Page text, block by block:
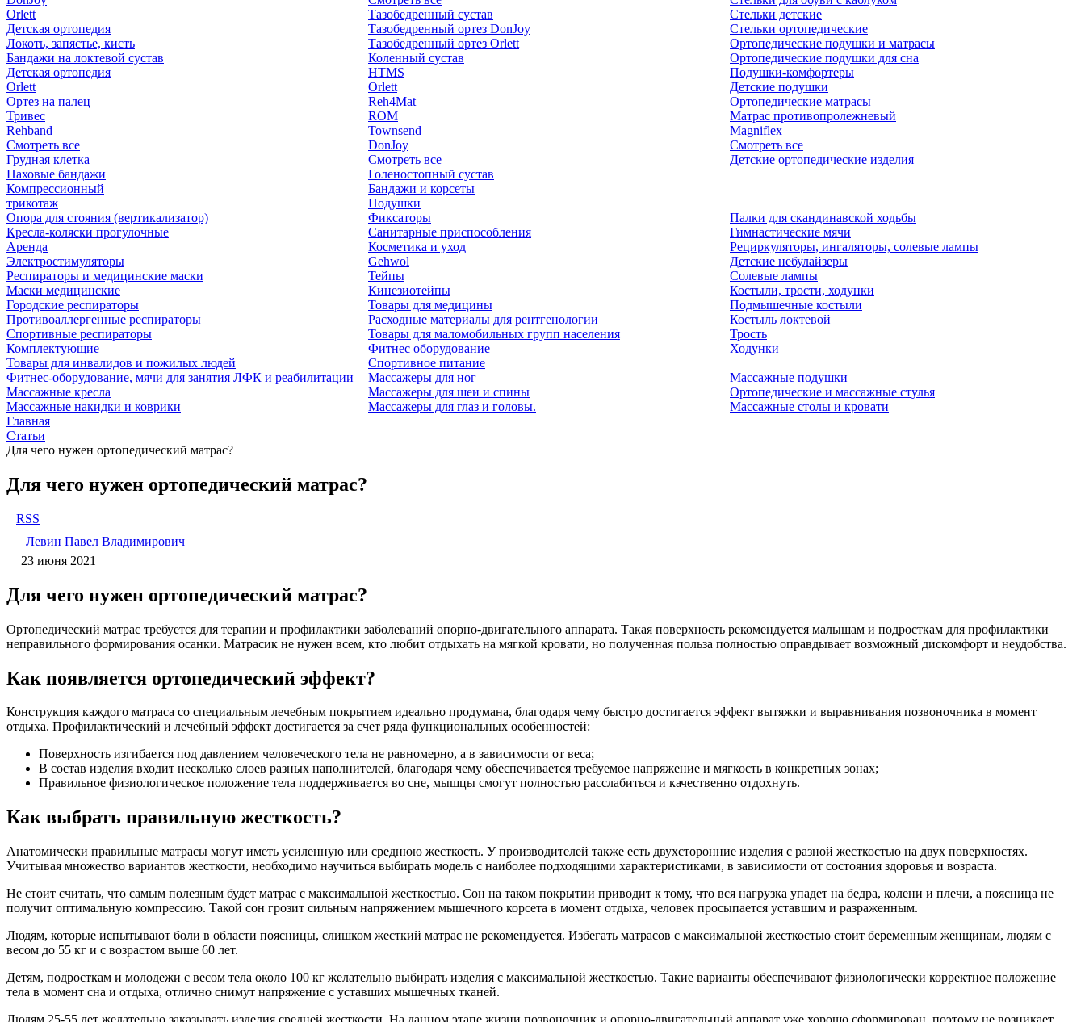
Orlett
Детская ортопедия
Локоть, запястье, кисть
Бандажи на локтевой сустав
Детская ортопедия
Orlett
Ортез на палец
Тривес
Rehband
Смотреть все
Грудная клетка
Паховые бандажи
Тазобедренный сустав
Тазобедренный ортез DonJoy
Тазобедренный ортез Orlett
Коленный сустав
HTMS
Orlett
Reh4Mat
ROM
Townsend
DonJoy
Смотреть все
Голеностопный сустав
Стельки детские
Стельки ортопедические
Ортопедические подушки и матрасы
Ортопедические подушки для сна
Подушки-комфортеры
Детские подушки
Ортопедические матрасы
Матрас противопролежневый
Magniflex
Смотреть все
Детские ортопедические изделия
Компрессионный
трикотаж
Бандажи и корсеты
Подушки
Опора для стояния (вертикализатор)
Кресла-коляски прогулочные
Аренда
Электростимуляторы
Респираторы и медицинские маски
Маски медицинские
Городские респираторы
Противоаллергенные респираторы
Спортивные респираторы
Комплектующие
Товары для инвалидов и пожилых людей
Фиксаторы
Санитарные приспособления
Косметика и уход
Gehwol
Тейпы
Кинезиотейпы
Товары для медицины
Расходные материалы для рентгенологии
Товары для маломобильных групп населения
Фитнес оборудование
Спортивное питание
Палки для скандинавской ходьбы
Гимнастические мячи
Рециркуляторы, ингаляторы, солевые лампы
Детские небулайзеры
Солевые лампы
Костыли, трости, ходунки
Подмышечные костыли
Костыль локтевой
Трость
Ходунки
Фитнес-оборудование, мячи для занятия ЛФК и реабилитации
Массажные кресла
Массажные накидки и коврики
Массажеры для ног
Массажеры для шеи и спины
Массажеры для глаз и головы.
Массажные подушки
Ортопедические и массажные стулья
Массажные столы и кровати
Главная
Статьи
Для чего нужен ортопедический матрас?
Для чего нужен ортопедический матрас?
RSS
Левин Павел Владимирович
23 июня 2021
Для чего нужен ортопедический матрас?
Ортопедический матрас требуется для терапии и профилактики заболеваний опорно-двигательного аппарата. Такая поверхность рекомендуется малышам и подросткам для профилактики
неправильного формирования осанки. Матрасик не нужен всем, кто любит отдыхать на мягкой кровати, но полученная польза полностью оправдывает возможный дискомфорт и неудобства.
Как появляется ортопедический эффект?
Конструкция каждого матраса со специальным лечебным покрытием идеально продумана, благодаря чему быстро достигается эффект вытяжки и выравнивания позвоночника в момент
отдыха. Профилактический и лечебный эффект достигается за счет ряда функциональных особенностей:
Поверхность изгибается под давлением человеческого тела не равномерно, а в зависимости от веса;
В состав изделия входит несколько слоев разных наполнителей, благодаря чему обеспечивается требуемое напряжение и мягкость в конкретных зонах;
Правильное физиологическое положение тела поддерживается во сне, мышцы смогут полностью расслабиться и качественно отдохнуть.
Как выбрать правильную жесткость?
Анатомически правильные матрасы могут иметь усиленную или среднюю жесткость. У производителей также есть двухсторонние изделия с разной жесткостью на двух поверхностях.
Учитывая множество вариантов жесткости, необходимо научиться выбирать модель с наиболее подходящими характеристиками, в зависимости от состояния здоровья и возраста.
Не стоит считать, что самым полезным будет матрас с максимальной жесткостью. Сон на таком покрытии приводит к тому, что вся нагрузка упадет на бедра, колени и плечи, а поясница не
получит оптимальную компрессию. Такой сон грозит сильным напряжением мышечного корсета в момент отдыха, человек просыпается уставшим и разраженным.
Людям, которые испытывают боли в области поясницы, слишком жесткий матрас не рекомендуется. Избегать матрасов с максимальной жесткостью стоит беременным женщинам, людям с
весом до 55 кг и с возрастом выше 60 лет.
Детям, подросткам и молодежи с весом тела около 100 кг желательно выбирать изделия с максимальной жесткостью. Такие варианты обеспечивают физиологически корректное положение
тела в момент сна и отдыха, отлично снимут напряжение с уставших мышечных тканей.